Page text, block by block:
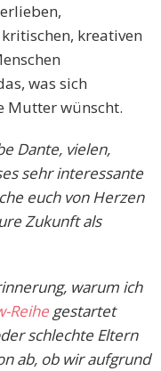
kreativen
was sich
Mutter wünscht.
Dante, vielen,
sehr interessante
euch von Herzen
Zukunft als
warum ich
Reihe gestartet
schlechte Eltern
ab, ob wir aufgrund